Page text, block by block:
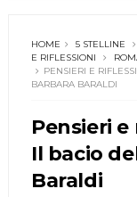
HOME 5 STELLINE
E RIFLESSIONI
PENSIERI E
BARBARA BARALDI
Pensieri
Il bacio
Baraldi